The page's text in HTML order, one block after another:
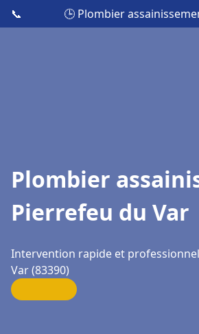
📞 🕒 Plombier
Plombier
Pierrefeu du Var
Intervention rapide et
Var (83390)